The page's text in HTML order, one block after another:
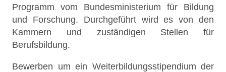
Programm vom Bundesministerium für Bildung
und Forschung. Durchgeführt wird es von den
Kammern und zuständigen Stellen für
Berufsbildung.
Bewerben um ein Weiterbildungsstipendium der